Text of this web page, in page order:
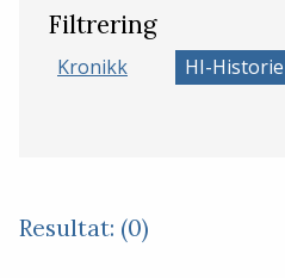
Filtrering
Kronikk HI-Historie
Resultat: (0)